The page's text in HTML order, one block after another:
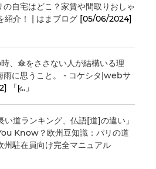
の自宅はどこ？家賃や間取りおしゃ
紹介！ | はまブログ[05/06/2024]
、傘をささない人が結構いる理
雨に思うこと。 - コケシタ|webサ
「[̷...」
い道ランキング、仏語[道]の違い」
Know？欧州豆知識：パリの道
州駐在員向け完全マニュアル